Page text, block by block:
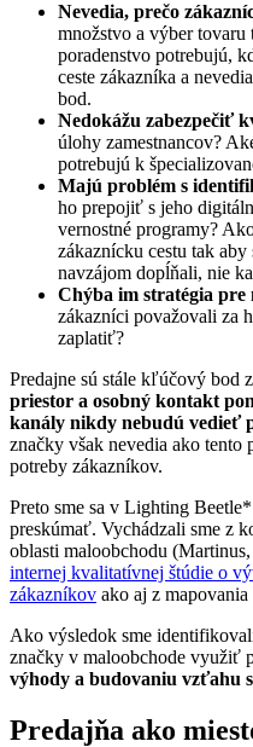
Nevedia, prečo
množstvo a výber tovaru
poradenstvo potrebujú,
ceste zákazníka a
bod.
Nedokážu zabezpečiť
úlohy zamestnancov?
potrebujú k
Majú problém s
ho prepojiť s jeho
vernostné programy?
zákaznícku cestu tak
navzájom dopĺňali, nie
Chýba im stratégia pre
zákazníci považovali za
zaplatiť?
Predajne sú stále kľúčový bod
priestor a osobný kontakt
kanály nikdy nebudú vedieť
značky však nevedia ako
potreby zákazníkov.
Preto sme sa v Lighting
preskúmať. Vychádzali sme z
oblasti maloobchodu
internej kvalitatívnej štúdie o
zákazníkov ako aj z
Ako výsledok sme
značky v maloobchode využiť
výhody a budovaniu vzťahu
Predajňa ako